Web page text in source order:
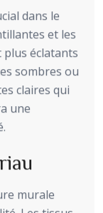
dans le
et les
éclatants
sombres ou
claires qui
une
murale